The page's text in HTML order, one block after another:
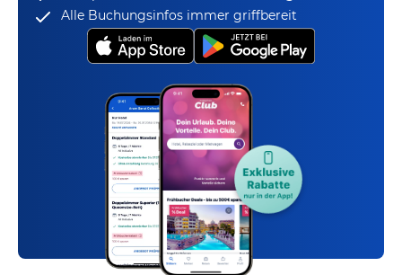
Alle Buchungsinfos immer griffbereit